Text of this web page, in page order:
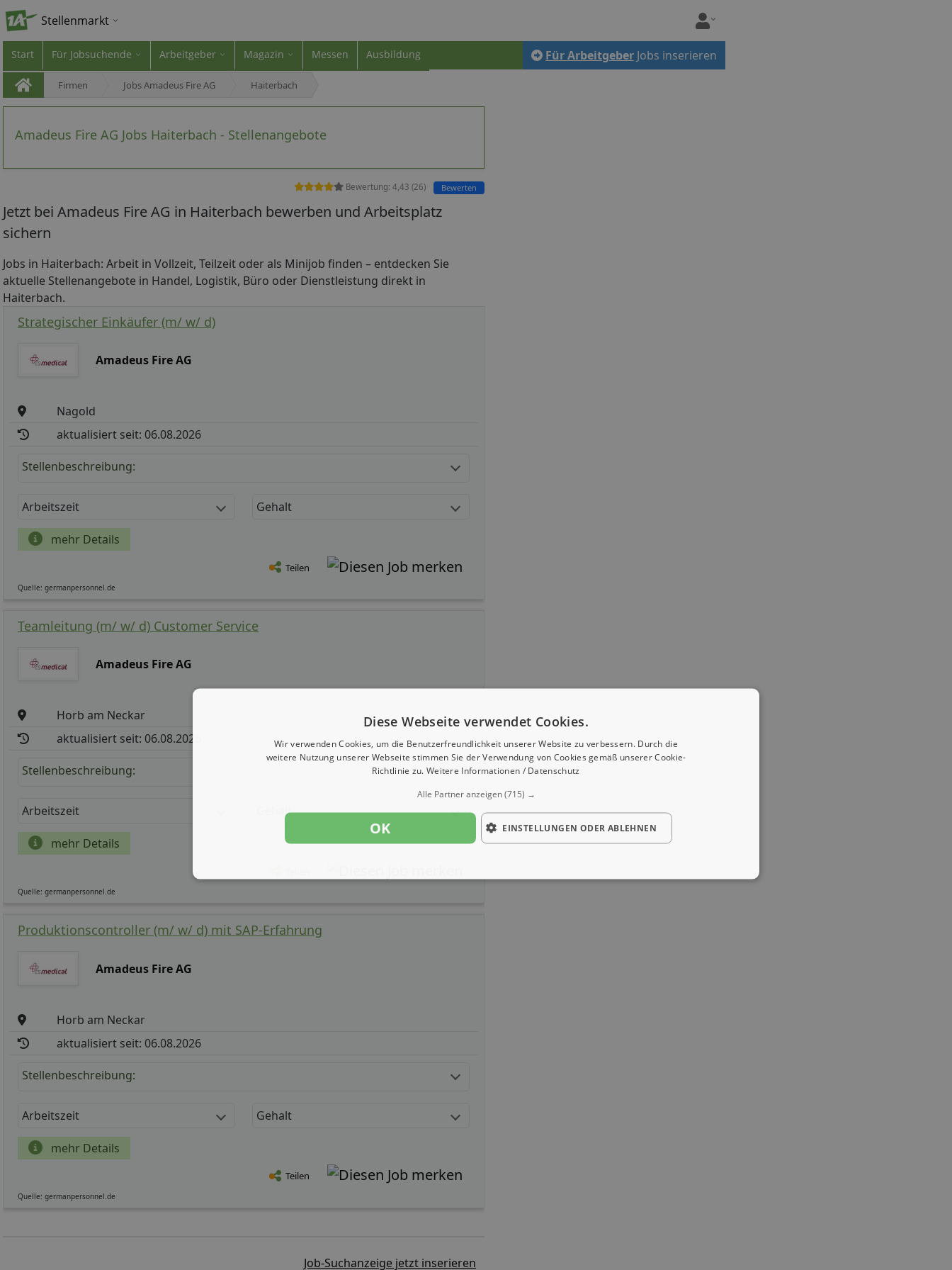
Stellenmarkt
Start Für Jobsuchende Arbeitgeber Magazin Messen Ausbildung Für Arbeitgeber Jobs inserieren
Firmen Jobs Amadeus Fire AG Haiterbach
Amadeus Fire AG Jobs Haiterbach - Stellenangebote
Bewertung: 4,43 (26) Bewerten
Jetzt bei Amadeus Fire AG in Haiterbach bewerben und Arbeitsplatz
sichern
Jobs in Haiterbach: Arbeit in Vollzeit, Teilzeit oder als Minijob finden – entdecken Sie
aktuelle Stellenangebote in Handel, Logistik, Büro oder Dienstleistung direkt in
Haiterbach.
Strategischer Einkäufer (m/ w/ d)
Amadeus Fire AG
Nagold
aktualisiert seit: 06.08.2026
Stellenbeschreibung:
Arbeitszeit Gehalt
mehr Details
Teilen
Quelle: germanpersonnel.de
Teamleitung (m/ w/ d) Customer Service
Amadeus Fire AG
Horb am Neckar
aktualisiert seit: 06.08.2026
Stellenbeschreibung:
Arbeitszeit Gehalt
mehr Details
Quelle: germanpersonnel.de
Produktionscontroller (m/ w/ d) mit SAP-Erfahrung
Amadeus Fire AG
Horb am Neckar
aktualisiert seit: 06.08.2026
Stellenbeschreibung:
Arbeitszeit Gehalt
mehr Details
Teilen
Quelle: germanpersonnel.de
Job-Suchanzeige jetzt inserieren
Diese Webseite verwendet Cookies.
Wir verwenden Cookies, um die Benutzerfreundlichkeit unserer Website zu verbessern. Durch die
weitere Nutzung unserer Webseite stimmen Sie der Verwendung von Cookies gemäß unserer Cookie-
Richtlinie zu. Weitere Informationen / Datenschutz
Alle Partner anzeigen(715) →
OK EINSTELLUNGEN ODER ABLEHNEN